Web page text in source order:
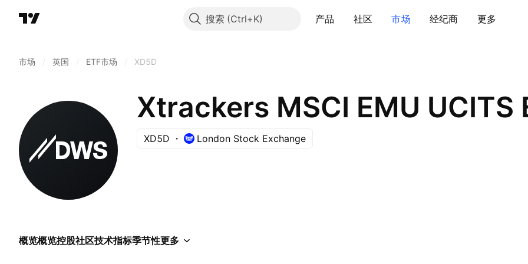
搜索 产品 社区 市场 经纪商 更多
市场 英国 ETF市场 XD5D
XD5D London Stock Exchange
概览概览控股社区技术指标季节性更多